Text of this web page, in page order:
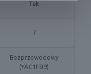
Tak
7
Bezprzewodowy
(YAC1FB9)